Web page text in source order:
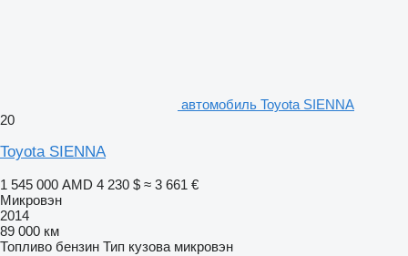
автомобиль Toyota SIENNA
20
Toyota SIENNA
1 545 000 AMD 4 230 $ ≈ 3 661 €
Микровэн
2014
89 000 км
Топливо бензин Тип кузова микровэн